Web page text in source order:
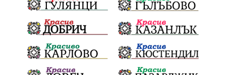
културен календар подкрепа
Дарителска кампания театър
Българска армия Георги Парцалев
Радостин Василев Регионална библиотека